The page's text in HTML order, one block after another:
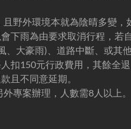
且野外環境本就為陰晴多變
下雨為由要求取消行程，若
、大豪雨)、道路中斷、或其
扣150元行政費用，其餘全
且不同意延期。
專案辦理，人數需8人以上。